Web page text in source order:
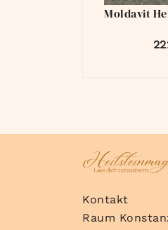
Moldavit
Kontakt
Raum